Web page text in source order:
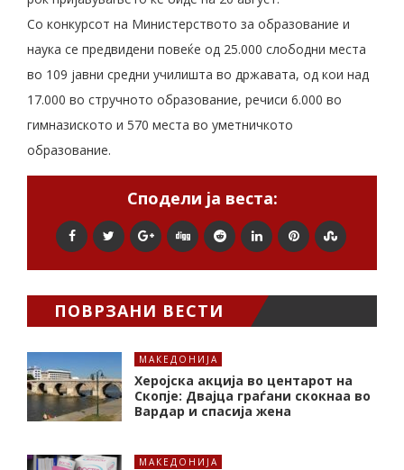
Со конкурсот на Министерството за образование и
наука се предвидени повеќе од 25.000 слободни места
во 109 јавни средни училишта во државата, од кои над
17.000 во стручното образование, речиси 6.000 во
гимназиското и 570 места во уметничкото
образование.
Сподели ја веста:
ПОВРЗАНИ ВЕСТИ
МАКЕДОНИЈА
Херојска акција во центарот на
Скопје: Двајца граѓани скокнаа во
Вардар и спасија жена
МАКЕДОНИЈА